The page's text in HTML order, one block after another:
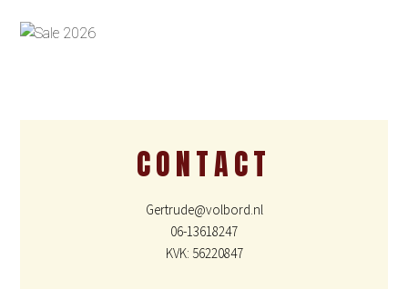
CONTACT
Gertrude@volbord.nl
06-13618247
KVK: 56220847